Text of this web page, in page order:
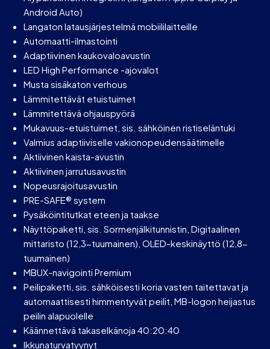
Android Auto)
Langaton latausjärjestelmä mobiililaitteille
Automaatti-ilmastointi
Adaptiivinen kaukovaloavustin
LED High Performance -ajovalot
Musta sisäkaton verhous
Lämmitettävät etuistuimet
Lämmitettävä ohjauspyörä
Mukavuus-etuistuimet, sis. sähköinen ristiseläntuki
Valmius adaptiiviselle vakionopeudensäätimelle
Aktiivinen kaista-avustin
Aktiivinen jarrutusavustin
Nopeusrajoitusavustin
PRE-SAFE® system
Pysäköintitutkat eteen ja taakse
Näyttöpaketti, sis. Sormenjälkitunnistin, Digitaalinen
mittaristo (12,3-tuumainen), OLED-keskinäyttö (12,8-
tuumainen)
MBUX-navigointi Premium
Peilipaketti, sis. sähköisesti koria vasten taitettavat ja
automaattisesti himmentyvät peilit, MB-logon heijastus
peilin alapuolelle
Käännettävä takaselkänoja 40:20:40
Ikkunaturvatyynyt